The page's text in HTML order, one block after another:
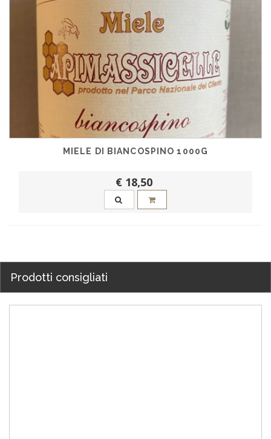
MIELE DI BIANCOSPINO 1000G
€ 18,50
Prodotti consigliati